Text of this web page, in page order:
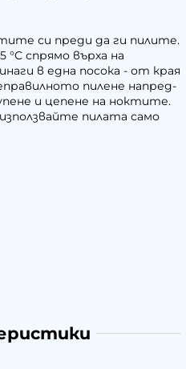
си преди да ги пилите.
спрямо върха на
в една посока - от края
пилене напред-
и цепене на ноктите.
пилата само